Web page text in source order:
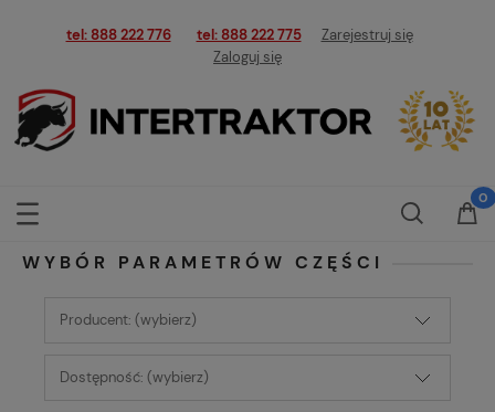
tel: 888 222 776 tel: 888 222 775
Zarejestruj się
Zaloguj się
WYBÓR PARAMETRÓW CZĘŚCI
Producent: (wybierz)
Dostępność: (wybierz)